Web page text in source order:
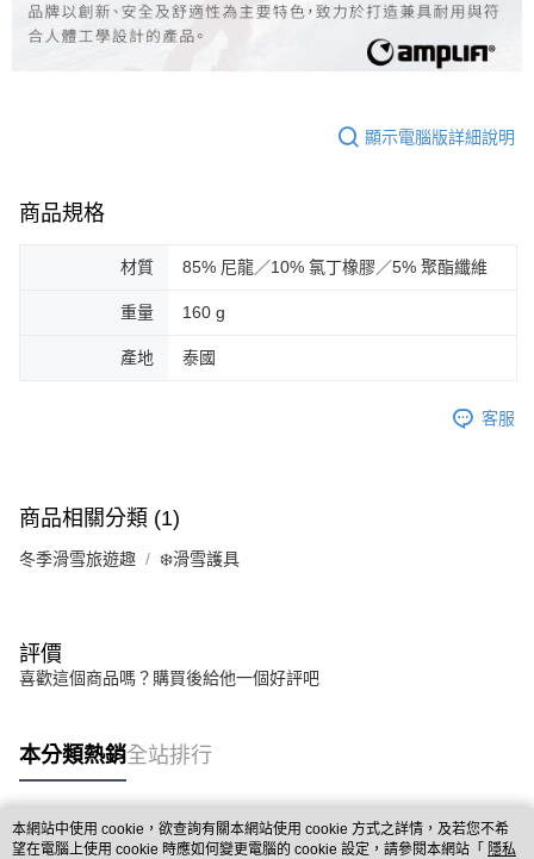
顯示電腦版詳細說明
商品規格
材質 85% 尼龍／10% 氯丁橡膠／5% 聚酯纖維
重量 160 g
產地 泰國
客服
商品相關分類 (1)
冬季滑雪旅遊趣 ❄️滑雪護具
評價
喜歡這個商品嗎？購買後給他一個好評吧
本分類熱銷全站排行
熱門標籤
本網站中使用 cookie，欲查詢有關本網站使用 cookie 方式之詳情，及若您不希
望在電腦上使用 cookie 時應如何變更電腦的 cookie 設定，請參閱本網站「 隱私